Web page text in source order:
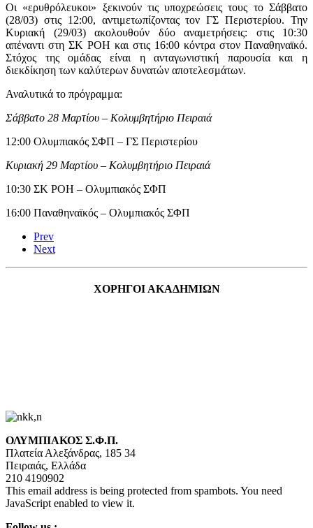
Οι «ερυθρόλευκοι» ξεκινούν τις υποχρεώσεις τους το Σάββατο
(28/03) στις 12:00, αντιμετωπίζοντας τον ΓΣ Περιστερίου. Την
Κυριακή (29/03) ακολουθούν δύο αναμετρήσεις: στις 10:30
απέναντι στη ΣΚ ΡΟΗ και στις 16:00 κόντρα στον Παναθηναϊκό.
Στόχος της ομάδας είναι η ανταγωνιστική παρουσία και η
διεκδίκηση των καλύτερων δυνατών αποτελεσμάτων.
Αναλυτικά το πρόγραμμα:
Σάββατο 28 Μαρτίου – Κολυμβητήριο Πειραιά
12:00 Ολυμπιακός ΣΦΠ – ΓΣ Περιστερίου
Κυριακή 29 Μαρτίου – Κολυμβητήριο Πειραιά
10:30 ΣΚ ΡΟΗ – Ολυμπιακός ΣΦΠ
16:00 Παναθηναϊκός – Ολυμπιακός ΣΦΠ
Prev
Next
ΧΟΡΗΓΟΙ ΑΚΑΔΗΜΙΩΝ
ΟΛΥΜΠΙΑΚΟΣ Σ.Φ.Π.
Πλατεία Αλεξάνδρας, 185 34
Πειραιάς, Ελλάδα
210 4190902
This email address is being protected from spambots. You need
JavaScript enabled to view it.